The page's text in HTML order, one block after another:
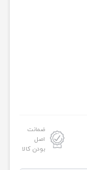
ضمانت
اصل
بودن کالا